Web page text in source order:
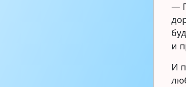
—
и
И